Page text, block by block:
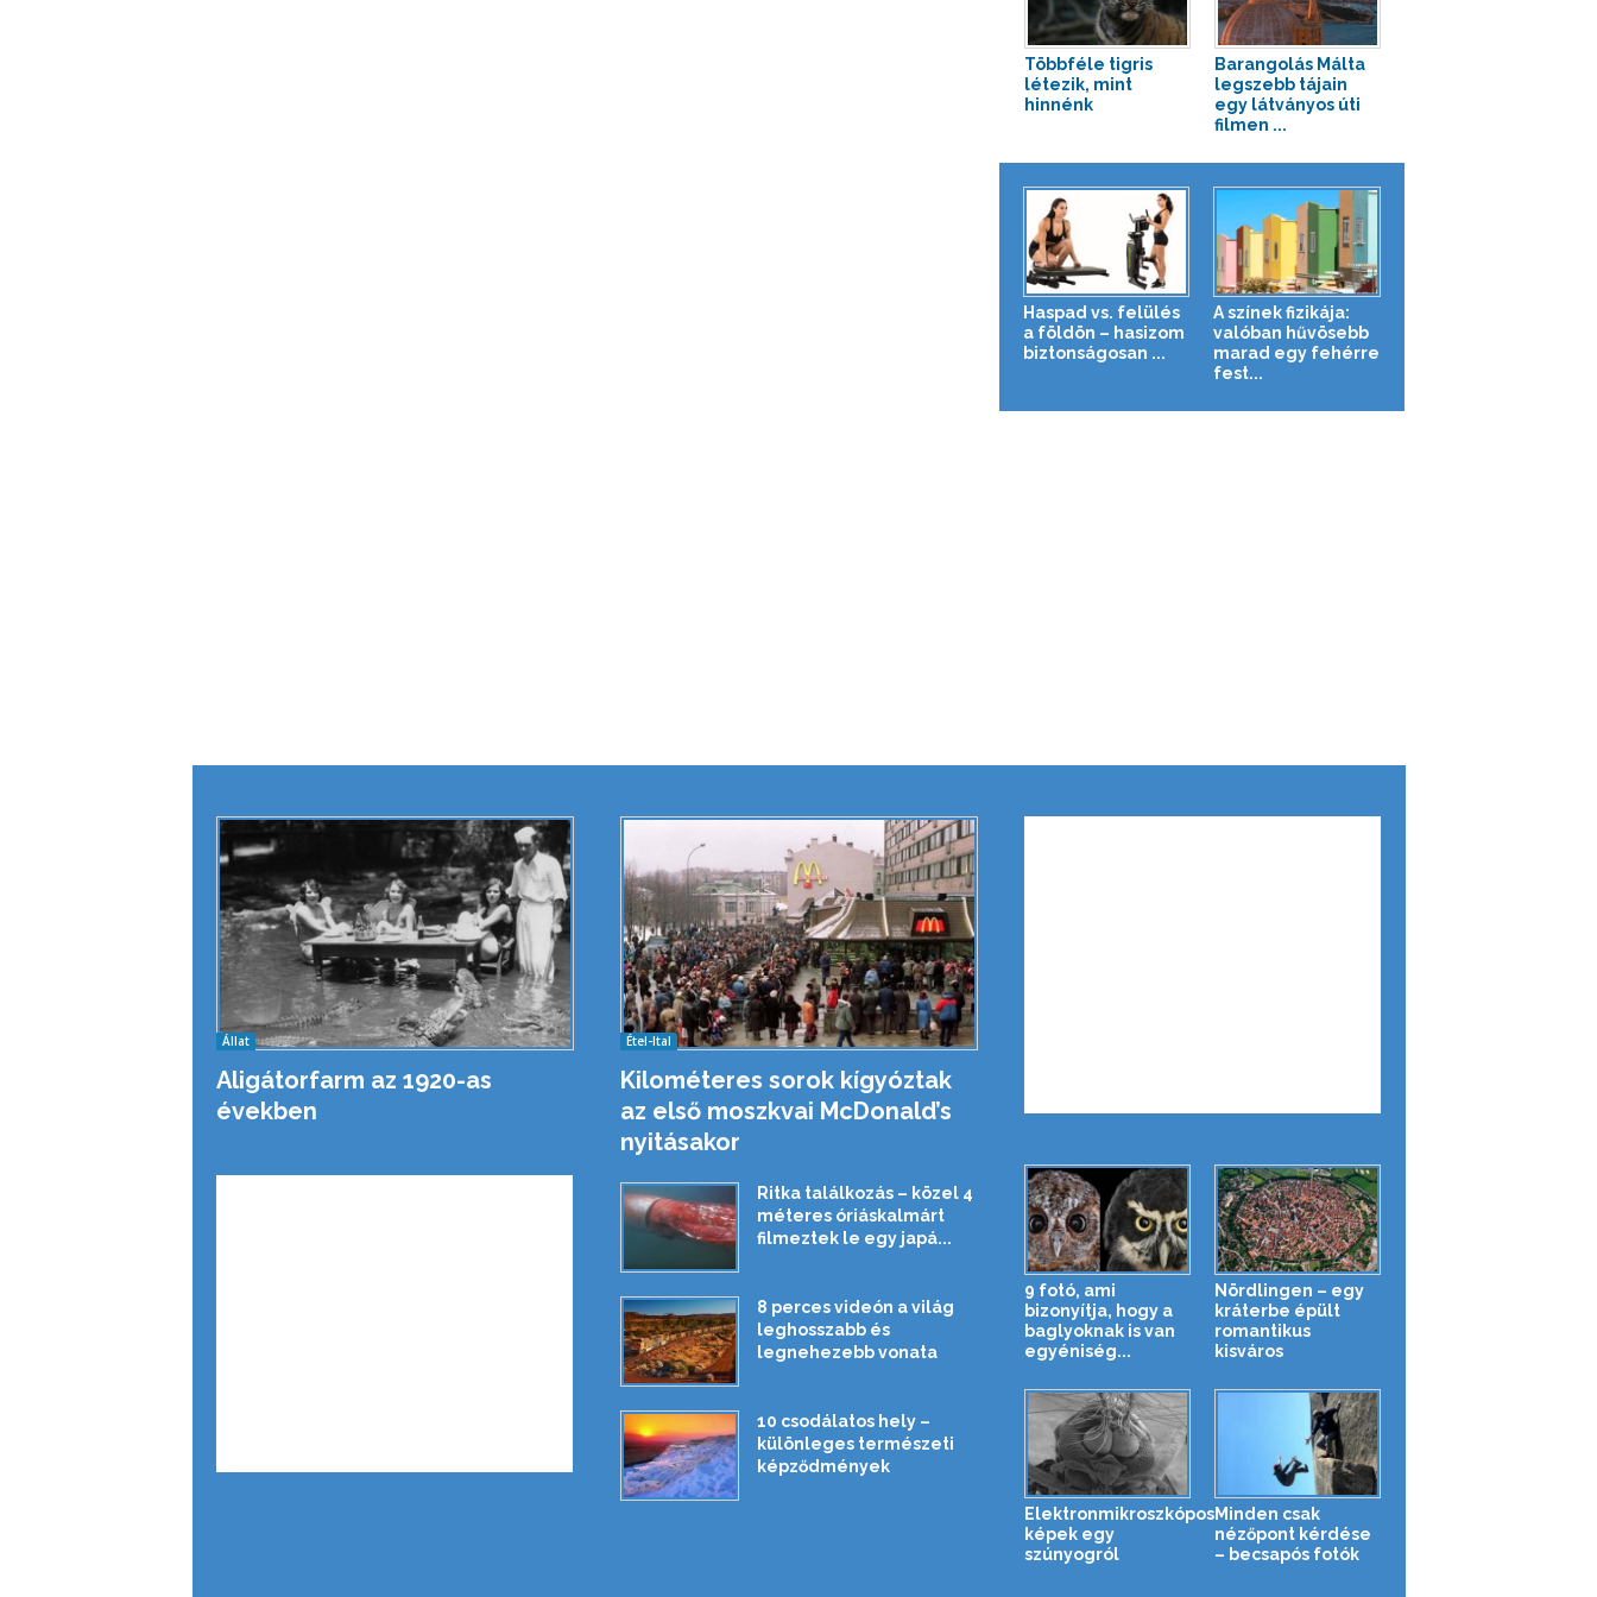
Többféle tigris
létezik, mint
hinnénk
Barangolás Málta
legszebb tájain
egy látványos úti
filmen ...
Haspad vs. felülés
a földön – hasizom
biztonságosan ...
A színek fizikája:
valóban hűvösebb
marad egy fehérre
fest...
Állat
Aligátorfarm az 1920-as
években
Étel-Ital
Kilométeres sorok kígyóztak
az első moszkvai McDonald’s
nyitásakor
Ritka találkozás – közel 4
méteres óriáskalmárt
filmeztek le egy japá...
8 perces videón a világ
leghosszabb és
legnehezebb vonata
10 csodálatos hely –
különleges természeti
képződmények
9 fotó, ami
bizonyítja, hogy a
baglyoknak is van
egyéniség...
Nördlingen – egy
kráterbe épült
romantikus
kisváros
Elektronmikroszkópos
képek egy
szúnyogról
Minden csak
nézőpont kérdése
– becsapós fotók